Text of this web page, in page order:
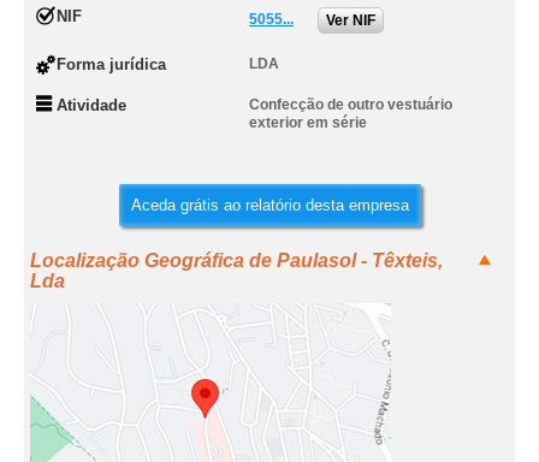
NIF 5055... Ver NIF
Forma jurídica LDA
Atividade
Confecção de outro vestuário
exterior em série
Aceda grátis ao relatório desta empresa
Localização Geográfica de Paulasol - Têxteis,
Lda